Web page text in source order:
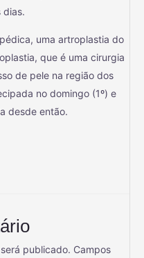
dias.
uma artroplastia do
que é uma cirurgia
de pele na região dos
no domingo (1º) e
desde então.
publicado. Campos